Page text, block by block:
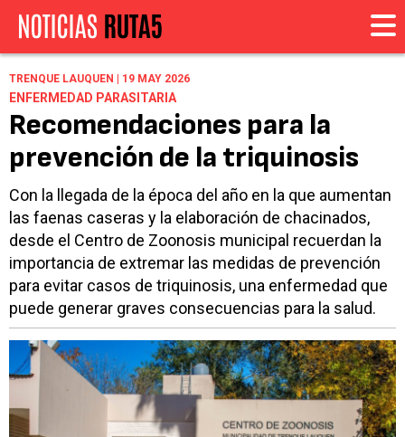
TRENQUE LAUQUEN | 19 MAY 2026
ENFERMEDAD PARASITARIA
Recomendaciones para la
prevención de la triquinosis
Con la llegada de la época del año en la que aumentan
las faenas caseras y la elaboración de chacinados,
desde el Centro de Zoonosis municipal recuerdan la
importancia de extremar las medidas de prevención
para evitar casos de triquinosis, una enfermedad que
puede generar graves consecuencias para la salud.